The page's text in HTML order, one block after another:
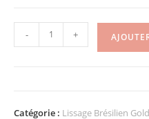
- +
Catégorie : Lissage Brésilien Gold